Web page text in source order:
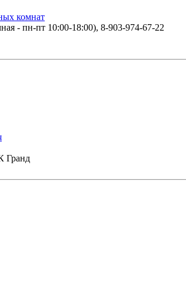
комнат
- пн-пт 10:00-18:00), 8-903-974-67-22
Гранд